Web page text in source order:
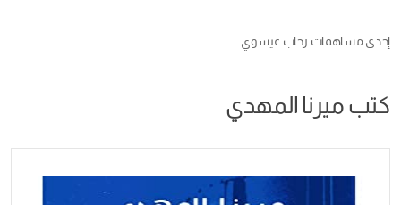
إحدى مساهمات رحاب عيسوي
كتب ميرنا المهدي